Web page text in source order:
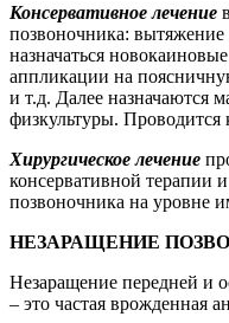
Консервативное лечение
позвоночника:
назначаться
аппликации на
и т.д. Далее назначаются
физкультуры. Проводится
Хирургическое лечение
консервативной терапии
позвоночника на уровне
НЕЗАРАЩЕНИЕ
Незаращение передней и
– это частая врожденная